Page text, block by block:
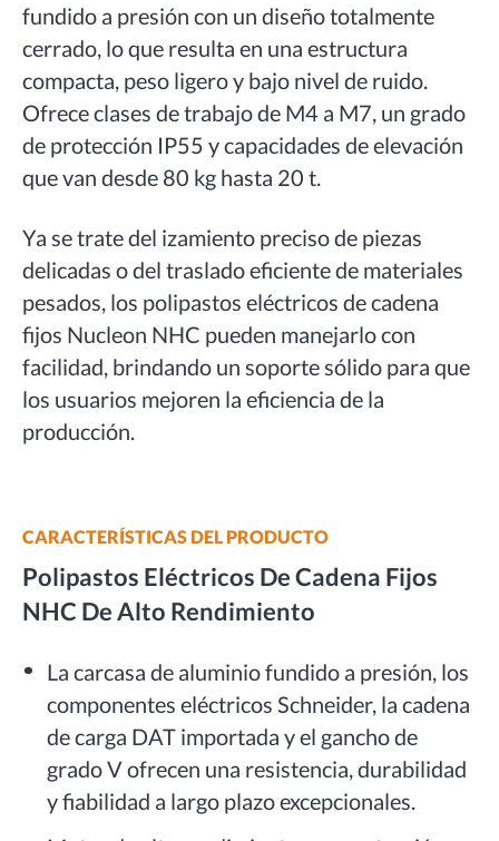
fundido a presión con un diseño totalmente
cerrado, lo que resulta en una estructura
compacta, peso ligero y bajo nivel de ruido.
Ofrece clases de trabajo de M4 a M7, un grado
de protección IP55 y capacidades de elevación
que van desde 80 kg hasta 20 t.
Ya se trate del izamiento preciso de piezas
delicadas o del traslado eficiente de materiales
pesados, los polipastos eléctricos de cadena
fijos Nucleon NHC pueden manejarlo con
facilidad, brindando un soporte sólido para que
los usuarios mejoren la eficiencia de la
producción.
CARACTERÍSTICAS DEL PRODUCTO
Polipastos Eléctricos De Cadena Fijos
NHC De Alto Rendimiento
La carcasa de aluminio fundido a presión, los
componentes eléctricos Schneider, la cadena
de carga DAT importada y el gancho de
grado V ofrecen una resistencia, durabilidad
y fiabilidad a largo plazo excepcionales.